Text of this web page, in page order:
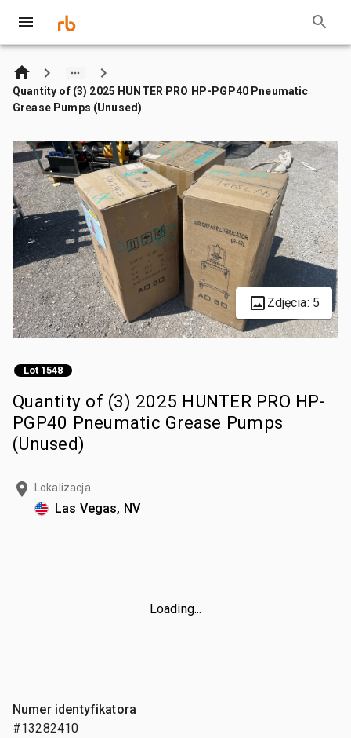
Quantity of (3) 2025 HUNTER PRO HP-PGP40 Pneumatic
Grease Pumps (Unused)
Zdjęcia: 5
Lot 1548
Quantity of (3) 2025 HUNTER PRO HP-
PGP40 Pneumatic Grease Pumps
(Unused)
Lokalizacja
Las Vegas, NV
Loading...
Numer identyfikatora
#13282410